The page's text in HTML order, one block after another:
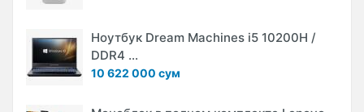
Ноутбук Dream Machines i5 10200H /
DDR4 ...
10 622 000 сум